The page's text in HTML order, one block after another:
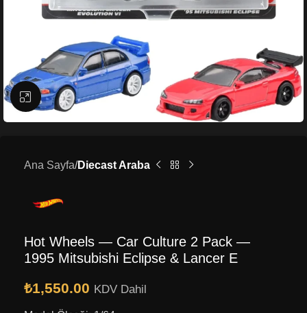
Büyütmek için tıklayın
Ana Sayfa Diecast Araba
Hot Wheels — Car Culture 2 Pack —
1995 Mitsubishi Eclipse & Lancer E
₺1,550.00 KDV Dahil